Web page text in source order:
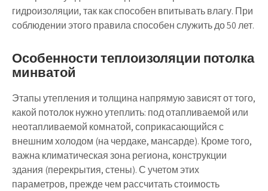
гидроизоляции, так как способен впитывать влагу. При
соблюдении этого правила способен служить до 50 лет.
Особенности теплоизоляции потолка
минватой
Этапы утепления и толщина напрямую зависят от того,
какой потолок нужно утеплить: под отапливаемой или
неотапливаемой комнатой, соприкасающийся с
внешним холодом (на чердаке, мансарде). Кроме того,
важна климатическая зона региона, конструкции
здания (перекрытия, стены). С учетом этих
параметров, прежде чем рассчитать стоимость